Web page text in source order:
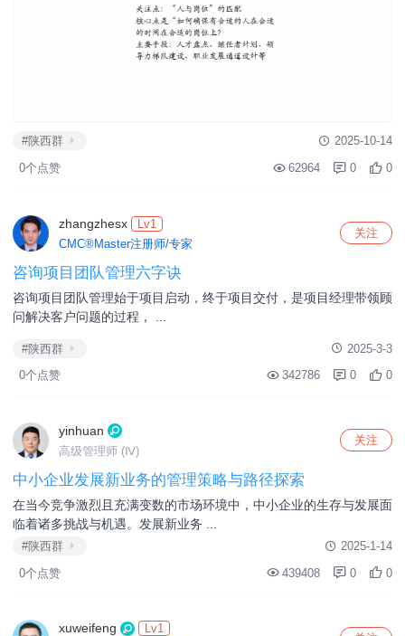
#陕西群
2025-10-14
0个点赞
62964 0 0
zhangzhesx
Lv1
CMC®Master注册师/专家
关注
咨询项目团队管理六字诀
咨询项目团队管理始于项目启动，终于项目交付，是项目经理带领顾
问解决客户问题的过程， ...